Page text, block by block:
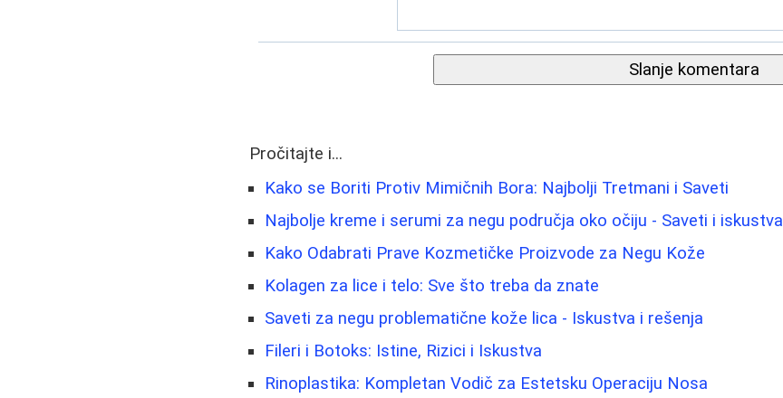
Slanje komentara
Pročitajte i...
Kako se Boriti Protiv Mimičnih Bora: Najbolji Tretmani i Saveti
Najbolje kreme i serumi za negu područja oko očiju - Saveti i iskustva
Kako Odabrati Prave Kozmetičke Proizvode za Negu Kože
Kolagen za lice i telo: Sve što treba da znate
Saveti za negu problematične kože lica - Iskustva i rešenja
Fileri i Botoks: Istine, Rizici i Iskustva
Rinoplastika: Kompletan Vodič za Estetsku Operaciju Nosa